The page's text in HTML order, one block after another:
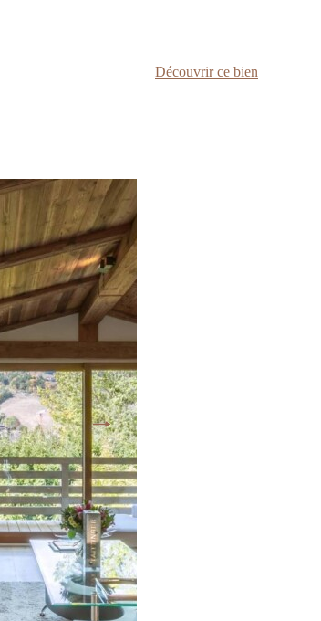
Découvrir ce bien